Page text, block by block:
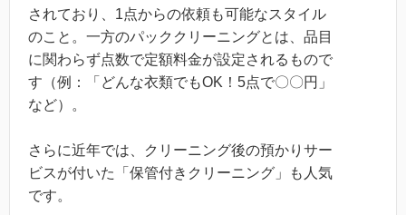
されており、1点からの依頼も可能なスタイル
のこと。一方のパッククリーニングとは、品目
に関わらず点数で定額料金が設定されるもので
す（例：「どんな衣類でもOK！5点で〇〇円」
など）。
さらに近年では、クリーニング後の預かりサー
ビスが付いた「保管付きクリーニング」も人気
です。